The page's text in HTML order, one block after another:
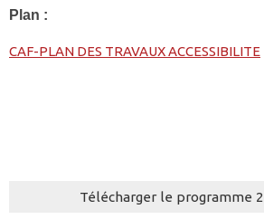
Plan :
CAF-PLAN DES TRAVAUX ACCESSIBILITE
Télécharger le programme